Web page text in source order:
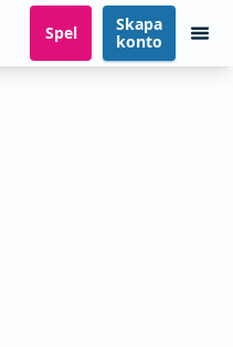
Spel
Skapa
konto